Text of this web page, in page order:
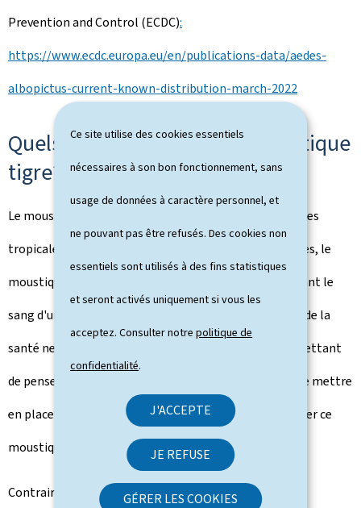
Ce site utilise des cookies essentiels
nécessaires à son bon fonctionnement, sans
usage de données à caractère personnel, et
ne pouvant pas être refusés. Des cookies non
essentiels sont utilisés à des fins statistiques
et seront activés uniquement si vous les
acceptez. Consulter notrepolitique de
confidentialité.
J'ACCEPTE
JE REFUSE
GÉRER LES COOKIES
Prevention and Control (ECDC):
https://www.ecdc.europa.eu/en/publications-data/aedes-
albopictus-current-known-distribution-march-2022
Quels risques présente le moustique
tigre?
Le moustique tigre peut transmettre certaines maladies
tropicales. Pour pouvoir transmettre de telles maladies, le
moustique doit d'abord lui-même s'infecter en prélevant le
sang d'une personne malade. À noter, que la Direction de la
santé ne dispose actuellement d'aucun élément permettant
de penser que ce soit le cas. Il est néanmoins indiqué de mettre
en place des mesures préventives et d'essayer d'éliminer ce
moustique.
Contrairement à des moustiques locaux, qui piquent